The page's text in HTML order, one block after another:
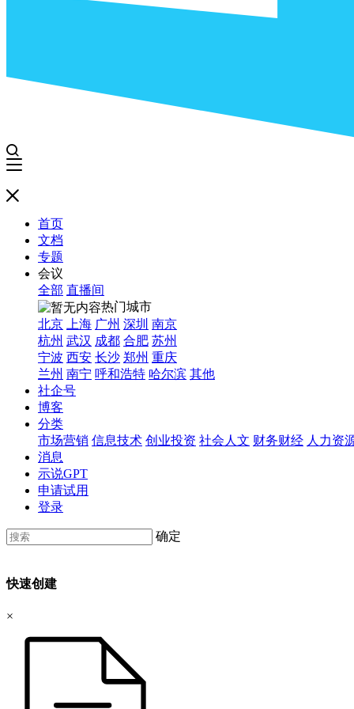
首页
文档
专题
会议
全部 直播间
热门城市
北京
上海 广州 深圳 南京
杭州 武汉 成都 合肥 苏州
宁波 西安 长沙 郑州 重庆
兰州 南宁 呼和浩特 哈尔滨 其他
社企号
博客
分类
市场营销 信息技术 创业投资 社会人文 财务财经 人力资
消息
示说GPT
申请试用
登录
确定
快速创建
×